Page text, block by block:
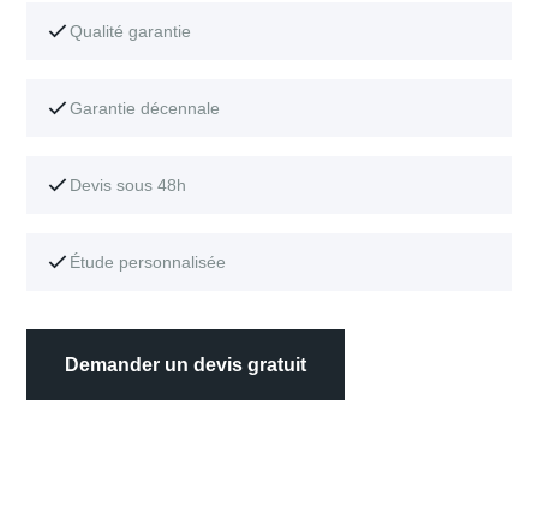
Qualité garantie
Garantie décennale
Devis sous 48h
Étude personnalisée
Demander un devis gratuit